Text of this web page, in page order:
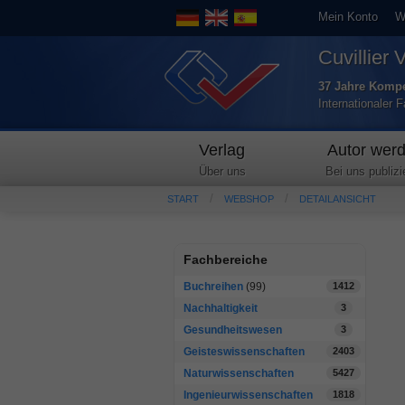
Mein Konto
Cuvillier
37 Jahre
Internationaler
Verlag
Über uns
Autor
Bei uns
START WEBSHOP DETAILANSICHT
Fachbereiche
Buchreihen (99) 1412
Nachhaltigkeit 3
Gesundheitswesen 3
Geisteswissenschaften 2403
Naturwissenschaften 5427
Ingenieurwissenschaften 1818